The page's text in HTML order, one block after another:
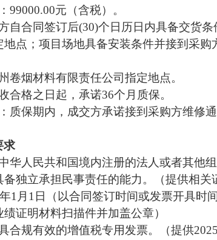
99000.00元 （含税） 。
自合同签订后(30)个日历日内具备交货
地点；项目场地具备安装条件并接到采
卷烟材料有限责任公司指定地点。
合格之日起，承诺36个月质保。
质保期内，成交方承诺接到采购方维修
求
华人民共和国境内注册的法人或者其他
独立承担民事责任的能力。（提供相关
1月1日（以合同签订时间或发票开具时
证明材料扫描件并加盖公章）
合规有效的增值税专用发票。（提供202